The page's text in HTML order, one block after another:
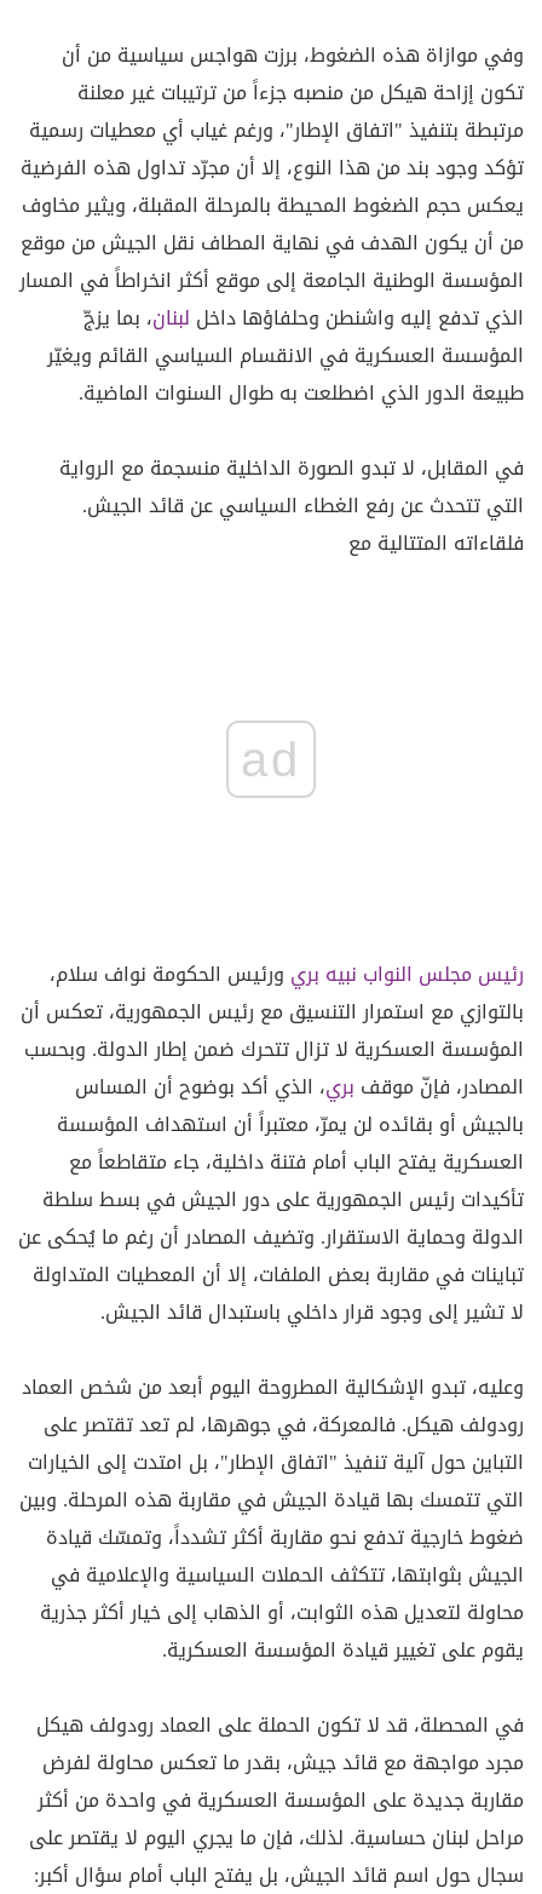
وفي موازاة هذه الضغوط، برزت هواجس سياسية من أن
تكون إزاحة هيكل من منصبه جزءاً من ترتيبات غير معلنة
مرتبطة بتنفيذ "اتفاق الإطار"، ورغم غياب أي معطيات رسمية
تؤكد وجود بند من هذا النوع، إلا أن مجرّد تداول هذه الفرضية
يعكس حجم الضغوط المحيطة بالمرحلة المقبلة، ويثير مخاوف
من أن يكون الهدف في نهاية المطاف نقل الجيش من موقع
المؤسسة الوطنية الجامعة إلى موقع أكثر انخراطاً في المسار
الذي تدفع إليه واشنطن وحلفاؤها داخل لبنان، بما يزجّ
المؤسسة العسكرية في الانقسام السياسي القائم ويغيّر
طبيعة الدور الذي اضطلعت به طوال السنوات الماضية.
في المقابل، لا تبدو الصورة الداخلية منسجمة مع الرواية
التي تتحدث عن رفع الغطاء السياسي عن قائد الجيش.
فلقاءاته المتتالية مع
ad
رئيس مجلس النواب نبيه بري ورئيس الحكومة نواف سلام،
بالتوازي مع استمرار التنسيق مع رئيس الجمهورية، تعكس أن
المؤسسة العسكرية لا تزال تتحرك ضمن إطار الدولة. وبحسب
المصادر، فإنّ موقف بري، الذي أكد بوضوح أن المساس
بالجيش أو بقائده لن يمرّ، معتبراً أن استهداف المؤسسة
العسكرية يفتح الباب أمام فتنة داخلية، جاء متقاطعاً مع
تأكيدات رئيس الجمهورية على دور الجيش في بسط سلطة
الدولة وحماية الاستقرار. وتضيف المصادر أن رغم ما يُحكى عن
تباينات في مقاربة بعض الملفات، إلا أن المعطيات المتداولة
لا تشير إلى وجود قرار داخلي باستبدال قائد الجيش.
وعليه، تبدو الإشكالية المطروحة اليوم أبعد من شخص العماد
رودولف هيكل. فالمعركة، في جوهرها، لم تعد تقتصر على
التباين حول آلية تنفيذ "اتفاق الإطار"، بل امتدت إلى الخيارات
التي تتمسك بها قيادة الجيش في مقاربة هذه المرحلة. وبين
ضغوط خارجية تدفع نحو مقاربة أكثر تشدداً، وتمسّك قيادة
الجيش بثوابتها، تتكثف الحملات السياسية والإعلامية في
محاولة لتعديل هذه الثوابت، أو الذهاب إلى خيار أكثر جذرية
يقوم على تغيير قيادة المؤسسة العسكرية.
في المحصلة، قد لا تكون الحملة على العماد رودولف هيكل
مجرد مواجهة مع قائد جيش، بقدر ما تعكس محاولة لفرض
مقاربة جديدة على المؤسسة العسكرية في واحدة من أكثر
مراحل لبنان حساسية. لذلك، فإن ما يجري اليوم لا يقتصر على
سجال حول اسم قائد الجيش، بل يفتح الباب أمام سؤال أكبر: